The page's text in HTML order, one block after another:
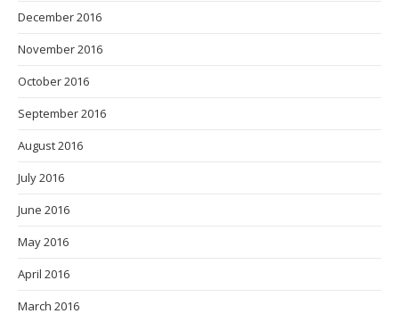
December 2016
November 2016
October 2016
September 2016
August 2016
July 2016
June 2016
May 2016
April 2016
March 2016